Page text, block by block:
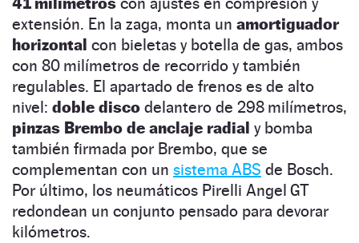
extensión. En la zaga, monta un amortiguador
horizontal con bieletas y botella de gas, ambos
con 80 milímetros de recorrido y también
regulables. El apartado de frenos es de alto
nivel: doble disco delantero de 298 milímetros,
pinzas Brembo de anclaje radial y bomba
también firmada por Brembo, que se
complementan con un sistema ABS de Bosch.
Por último, los neumáticos Pirelli Angel GT
redondean un conjunto pensado para devorar
kilómetros.